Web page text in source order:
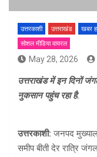
उत्तरकाशी उत्तराखंड खबर
सोशल मीडिया वायरल
May 28, 2026
उत्तराखंड में इन दिनों
नुकसान पहुंच रहा है.
उत्तरकाशी:जनपद
समीप बीती देर रात्रि